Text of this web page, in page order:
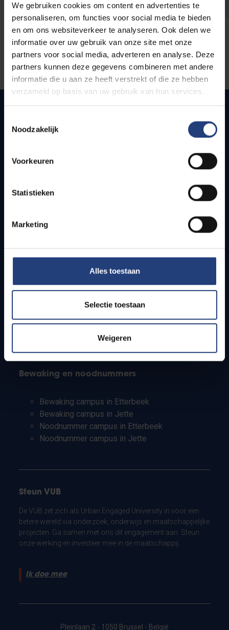
We gebruiken cookies om content en advertenties te
personaliseren, om functies voor social media te bieden
en om ons websiteverkeer te analyseren. Ook delen we
informatie over uw gebruik van onze site met onze
partners voor social media, adverteren en analyse. Deze
partners kunnen deze gegevens combineren met andere
informatie die u aan ze heeft verstrekt of die ze hebben
verzameld op basis van uw gebruik van hun services.
Noodzakelijk
Voorkeuren
Statistieken
Marketing
Alles toestaan
Selectie toestaan
Weigeren
Snel naar
Bereikbaarheid
Studenten
PhD-studenten
Leerkrachten en secundaire scholen
Bewaking en noodnummers
Bewaking campus in Etterbeek
Bewaking campus in Jette
Noodnummer campus in Etterbeek
Noodnummer campus in Jette
Steun VUB
De VUB zet zich als Urban Engaged University in voor een
betere wereld via onderzoek, onderwijs en maatschappelijke
projecten. Ga samen met ons dit engagement aan. Steun
onze werking en investeer mee in de maatschappij.
Ik doe mee
Pleinlaan 2 - 1050 Brussel - België